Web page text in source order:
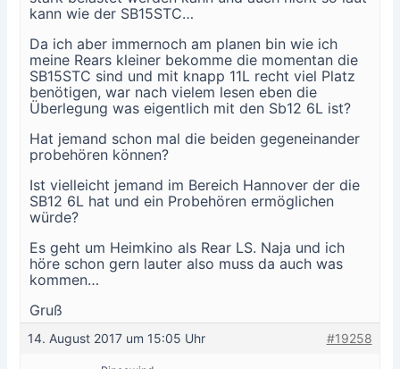
kann wie der SB15STC…
Da ich aber immernoch am planen bin wie ich
meine Rears kleiner bekomme die momentan die
SB15STC sind und mit knapp 11L recht viel Platz
benötigen, war nach vielem lesen eben die
Überlegung was eigentlich mit den Sb12 6L ist?
Hat jemand schon mal die beiden gegeneinander
probehören können?
Ist vielleicht jemand im Bereich Hannover der die
SB12 6L hat und ein Probehören ermöglichen
würde?
Es geht um Heimkino als Rear LS. Naja und ich
höre schon gern lauter also muss da auch was
kommen…
Gruß
14. August 2017 um 15:05 Uhr #19258